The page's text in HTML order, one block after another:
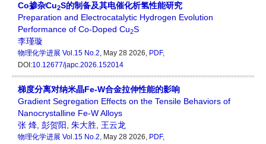
Co掺杂Cu2S的制备及其电催化析氢性能研究
Preparation and Electrocatalytic Hydrogen Evolution
Performance of Co-Doped Cu2S
李瑾璇
物理化学进展 Vol.15 No.2, May 28 2026, PDF,
DOI:10.12677/japc.2026.152014
梯度分离对纳米晶Fe-W合金拉伸性能的影响
Gradient Segregation Effects on the Tensile Behaviors of
Nanocrystalline Fe-W Alloys
张 烽 彭贺阳 朱大胜 王云龙
物理化学进展 Vol.15 No.2, May 28 2026, PDF,